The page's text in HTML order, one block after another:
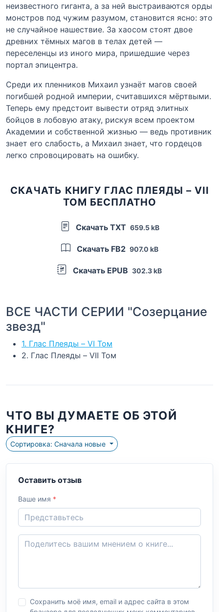
неизвестного гиганта, а за ней выстраиваются орды
монстров под чужим разумом, становится ясно: это
не случайное нашествие. За хаосом стоят двое
древних тёмных магов в телах детей —
переселенцы из иного мира, пришедшие через
портал эпицентра.
Среди их пленников Михаил узнаёт магов своей
погибшей родной империи, считавшихся мёртвыми.
Теперь ему предстоит вывести отряд элитных
бойцов в лобовую атаку, рискуя всем проектом
Академии и собственной жизнью — ведь противник
знает его слабость, а Михаил знает, что гордецов
легко спровоцировать на ошибку.
СКАЧАТЬ КНИГУ ГЛАС ПЛЕЯДЫ – VII
ТОМ БЕСПЛАТНО
Скачать TXT 659.5 kB
Скачать FB2 907.0 kB
Скачать EPUB 302.3 kB
ВСЕ ЧАСТИ СЕРИИ "Созерцание
звезд"
1. Глас Плеяды – VI Том
2. Глас Плеяды – VII Том
ЧТО ВЫ ДУМАЕТЕ ОБ ЭТОЙ
КНИГЕ?
Сортировка: Сначала новые
Оставить отзыв
Ваше имя *
Сохранить моё имя, email и адрес сайта в этом